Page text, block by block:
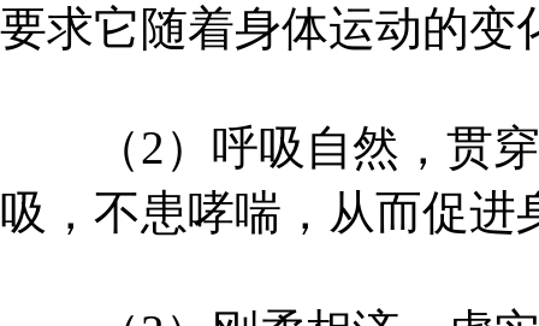
要求它随着身体运动的变
（2）呼吸自然，贯穿
吸，不患哮喘，从而促进